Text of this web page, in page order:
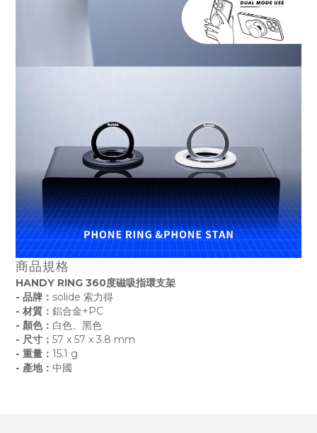
商品規格
HANDY RING 360度磁吸指環支架
- 品牌： solide 索力得
- 材質： 鋁合金+PC
- 顏色： 白色、黑色
- 尺寸： 57 x 57 x 3.8 mm
- 重量： 15.1 g
- 產地： 中國